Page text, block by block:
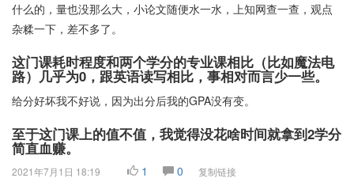
什么的，量也没那么大，小论文随便水一水，上知网查一查，观点
杂糅一下，差不多了。
这门课耗时程度和两个学分的专业课相比（比如魔法电
路）几乎为0，跟英语读写相比，事相对而言少一些。
给分好坏我不好说，因为出分后我的GPA没有变。
至于这门课上的值不值，我觉得没花啥时间就拿到2学分
简直血赚。
2021年7月1日 18:19 1 0 复制链接